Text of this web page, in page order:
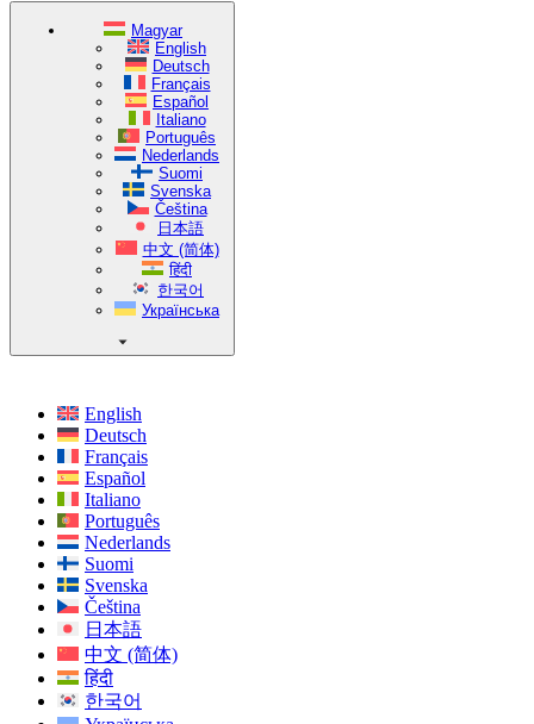
Magyar
English
Deutsch
Français
Español
Italiano
Português
Nederlands
Suomi
Svenska
Čeština
日本語
中文 (简体)
हिंदी
한국어
Українська
English
Deutsch
Français
Español
Italiano
Português
Nederlands
Suomi
Svenska
Čeština
日本語
中文 (简体)
हिंदी
한국어